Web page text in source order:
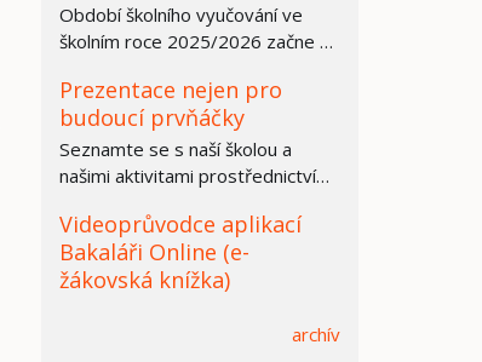
Období školního vyučování ve
školním roce 2025/2026 začne ve
středních…
Prezentace nejen pro
budoucí prvňáčky
Seznamte se s naší školou a
našimi aktivitami prostřednictvím
Videoprůvodce aplikací
Bakaláři Online (e-
žákovská knížka)
archív